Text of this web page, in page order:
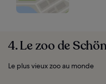
4. Le zoo de
Le plus vieux zoo au monde